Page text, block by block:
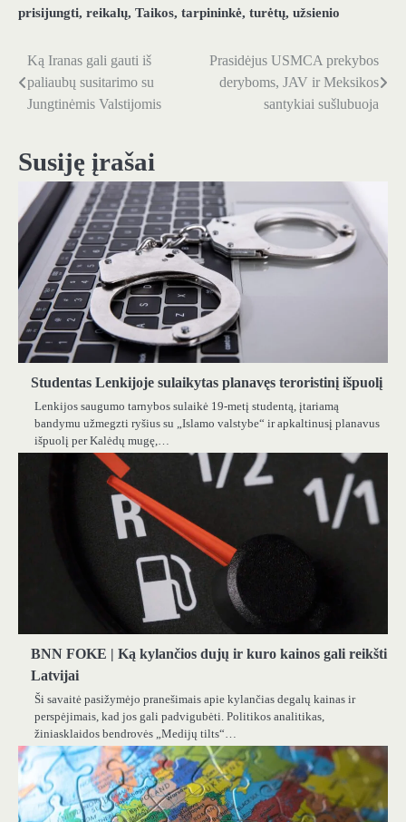
prisijungti, reikalų, Taikos, tarpininkė, turėtų, užsienio
Navigacija
tarp
Ką Iranas gali gauti iš
paliaubų susitarimo su
Jungtinėmis Valstijomis
Prasidėjus USMCA prekybos
deryboms, JAV ir Meksikos
santykiai sušlubuoja
Susiję įrašai
Studentas Lenkijoje sulaikytas planavęs teroristinį išpuolį
Lenkijos saugumo tarnybos sulaikė 19-metį studentą, įtariamą
bandymu užmegzti ryšius su „Islamo valstybe“ ir apkaltinusį planavus
išpuolį per Kalėdų mugę,…
BNN FOKE | Ką kylančios dujų ir kuro kainos gali reikšti
Latvijai
Ši savaitė pasižymėjo pranešimais apie kylančias degalų kainas ir
perspėjimais, kad jos gali padvigubėti. Politikos analitikas,
žiniasklaidos bendrovės „Medijų tilts“…